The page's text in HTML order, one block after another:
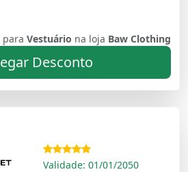
para Vestuário na loja Baw Clothing
Desconto
Validade: 01/01/2050